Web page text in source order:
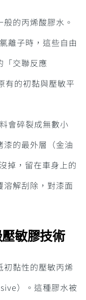
的丙烯酸膠水。
離子時，這些自由
「交聯反應
有的初黏與壓敏平
會碎裂成無數小
漆的最外層（金油
掉，留在車身上的
解刮除，對漆面
敏膠技術
初黏性的壓敏丙烯
）。這種膠水被